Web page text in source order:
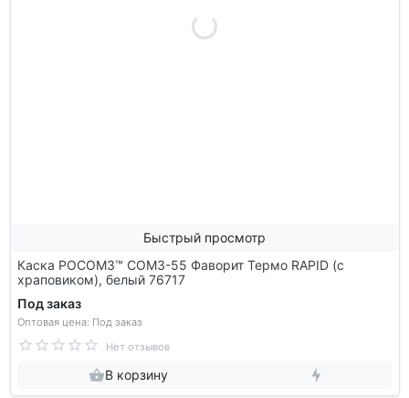
Быстрый просмотр
Каска РОСОМЗ™ СОМЗ-55 Фаворит Термо RAPID (с
храповиком), белый 76717
Под заказ
Оптовая цена: Под заказ
Нет отзывов
В корзину